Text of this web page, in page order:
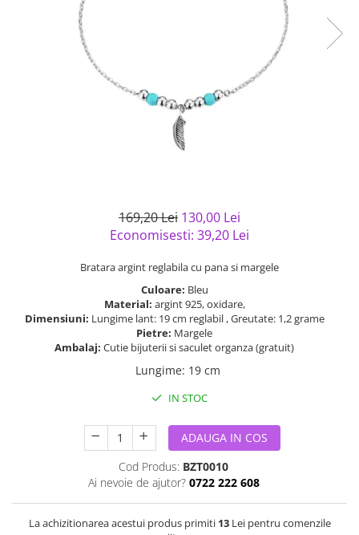
semipretioase
Bijuterii argint placat cu aur
Bijuterii argint cu diverse
Bijuterii argint cu murano
Bijuterii de Lux
Bijuterii gotice si rock
Bijuterii Handmade
Solutii si lavete de curatare
169,20 Lei 130,00 Lei
Economisesti: 39,20 Lei
Bratara argint reglabila cu pana si margele
Culoare: Bleu
Material: argint 925, oxidare,
Dimensiuni: Lungime lant: 19 cm reglabil , Greutate: 1,2 grame
Pietre: Margele
Ambalaj: Cutie bijuterii si saculet organza (gratuit)
Lungime: 19 cm
IN STOC
ADAUGA IN COS
Cod Produs: BZT0010
Ai nevoie de ajutor? 0722 222 608
La achizitionarea acestui produs primiti 13Lei pentru comenzile